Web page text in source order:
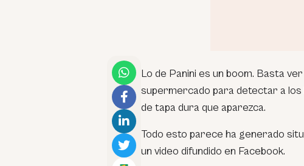
Lo de Panini es un boom. Basta
supermercado para detectar a los
de tapa dura que aparezca.
Todo esto parece ha generado
un video difundido en Facebook.